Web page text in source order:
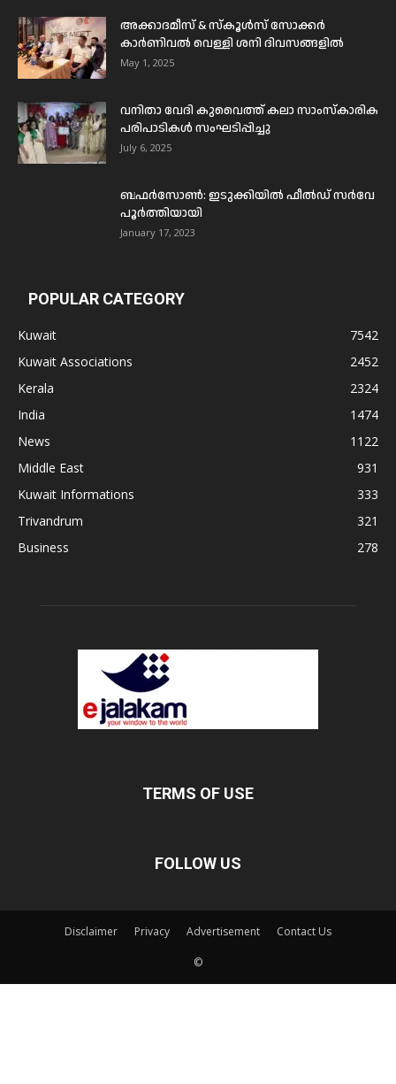
അക്കാദമീസ് & സ്കൂൾസ് സോക്കർ
കാർണിവൽ വെള്ളി ശനി ദിവസങ്ങളിൽ
May 1, 2025
വനിതാ വേദി കുവൈത്ത് കലാ സാംസ്കാരിക
പരിപാടികൾ സംഘടിപ്പിച്ചു
July 6, 2025
ബഫര്‍സോണ്‍: ഇടുക്കിയില്‍ ഫീല്‍ഡ് സര്‍വേ
പൂര്‍ത്തിയായി
January 17, 2023
POPULAR CATEGORY
Kuwait
7542
Kuwait Associations
2452
Kerala
2324
India
1474
News
1122
Middle East
931
Kuwait Informations
333
Trivandrum
321
Business
278
TERMS OF USE
FOLLOW US
Disclaimer Privacy Advertisement Contact Us
©